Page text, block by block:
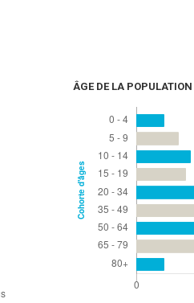
ÂGE DE LA POPULATION